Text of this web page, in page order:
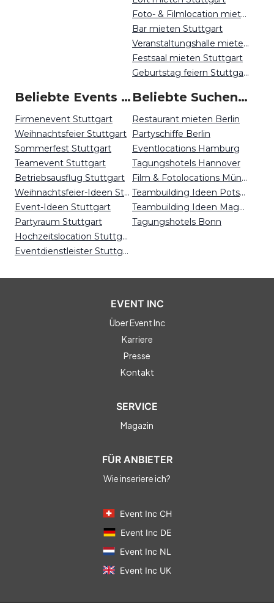
Foto- & Filmlocation mieten Stuttgart
Bar mieten Stuttgart
Veranstaltungshalle mieten Stuttgart
Festsaal mieten Stuttgart
Geburtstag feiern Stuttgart
Beliebte Events in Stuttgart
Firmenevent Stuttgart
Weihnachtsfeier Stuttgart
Sommerfest Stuttgart
Teamevent Stuttgart
Betriebsausflug Stuttgart
Weihnachtsfeier-Ideen Stuttgart
Event-Ideen Stuttgart
Partyraum Stuttgart
Hochzeitslocation Stuttgart
Eventdienstleister Stuttgart
Beliebte Suchen auf Event Inc
Restaurant mieten Berlin
Partyschiffe Berlin
Eventlocations Hamburg
Tagungshotels Hannover
Film & Fotolocations Münster
Teambuilding Ideen Potsdam
Teambuilding Ideen Magdeburg
Tagungshotels Bonn
EVENT INC
Über Event Inc
Karriere
Presse
Kontakt
SERVICE
Magazin
FÜR ANBIETER
Wie inseriere ich?
Event Inc CH
Event Inc DE
Event Inc NL
Event Inc UK